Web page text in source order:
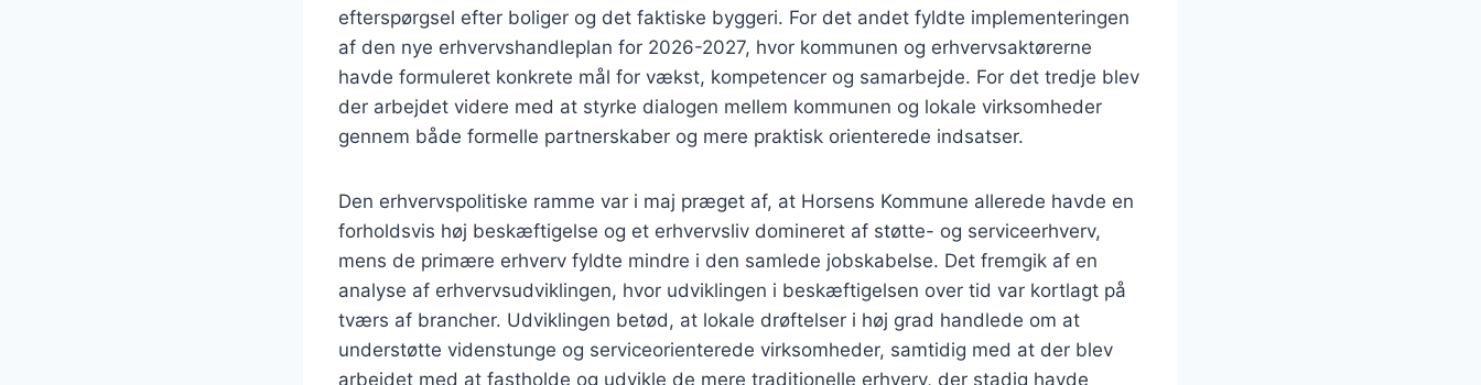
efterspørgsel efter boliger og det faktiske byggeri. For det andet fyldte implementeringen
af den nye erhvervshandleplan for 2026-2027, hvor kommunen og erhvervsaktørerne
havde formuleret konkrete mål for vækst, kompetencer og samarbejde. For det tredje blev
der arbejdet videre med at styrke dialogen mellem kommunen og lokale virksomheder
gennem både formelle partnerskaber og mere praktisk orienterede indsatser.
Den erhvervspolitiske ramme var i maj præget af, at Horsens Kommune allerede havde en
forholdsvis høj beskæftigelse og et erhvervsliv domineret af støtte- og serviceerhverv,
mens de primære erhverv fyldte mindre i den samlede jobskabelse. Det fremgik af en
analyse af erhvervsudviklingen, hvor udviklingen i beskæftigelsen over tid var kortlagt på
tværs af brancher. Udviklingen betød, at lokale drøftelser i høj grad handlede om at
understøtte videnstunge og serviceorienterede virksomheder, samtidig med at der blev
arbejdet med at fastholde og udvikle de mere traditionelle erhverv, der stadig havde